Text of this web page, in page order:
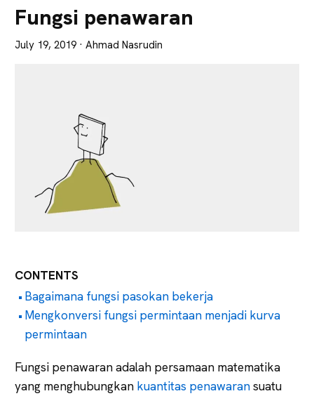
Tajam
Fungsi penawaran
July 19, 2019 · Ahmad Nasrudin
CONTENTS
Bagaimana fungsi pasokan bekerja
Mengkonversi fungsi permintaan menjadi kurva
permintaan
Fungsi penawaran adalah persamaan matematika
yang menghubungkan kuantitas penawaransuatu